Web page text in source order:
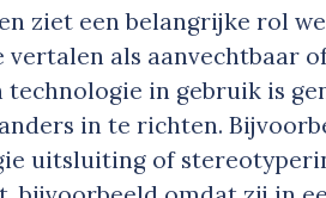
ziet een belangrijke rol
vertalen als aanvechtbaar
technologie in gebruik is
in te richten.
uitsluiting of